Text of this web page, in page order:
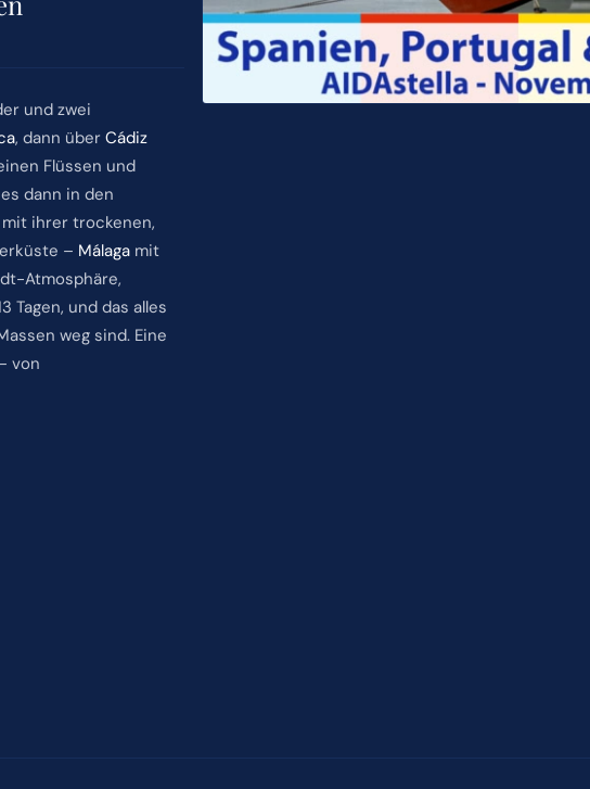
und zwei
, dann über Cádiz
Flüssen und
dann in den
ihrer trockenen,
– Málagamit
Atmosphäre,
Tagen, und das alles
weg sind. Eine
von